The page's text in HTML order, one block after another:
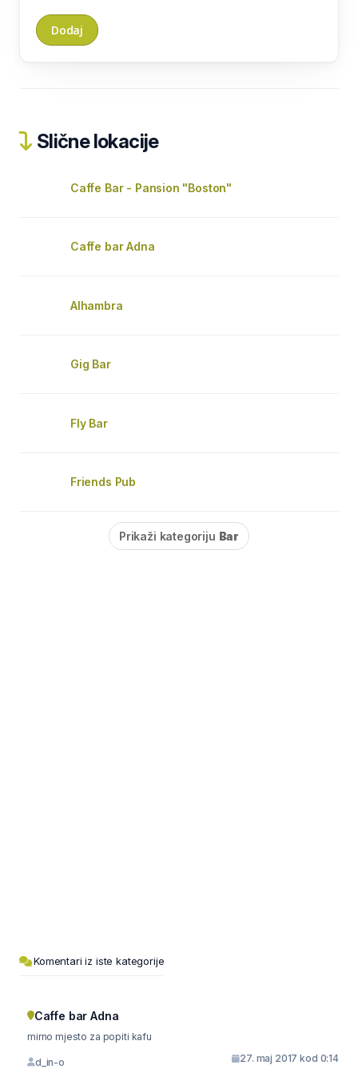
Slične lokacije
Caffe Bar - Pansion "Boston"
Caffe bar Adna
Alhambra
Gig Bar
Fly Bar
Friends Pub
Prikaži kategoriju Bar
Komentari iz iste kategorije
Caffe bar Adna
mirno mjesto za popiti kafu
d_in-o 27. maj 2017 kod 0:14